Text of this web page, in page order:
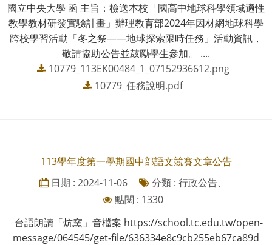
國立中央大學 函 主旨：檢送本校「國高中地球科學領域適性
教學教材研發實驗計畫」辦理教育部2024年因材網地球科學
跨校學習活動「冬之祭——地球探索限時任務」活動資訊，
敬請協助公告並鼓勵學生參加。 ....
10779_113EK00484_1_07152936612.png
10779_任務說明.pdf
113學年度第一學期國中部語文競賽文章公告
日期 : 2024-11-06
分類 : 行政公告、
點閱 : 1330
台語朗讀「炕窯」音檔案 https://school.tc.edu.tw/open-
message/064545/get-file/636334e8c9cb255eb67ca89d